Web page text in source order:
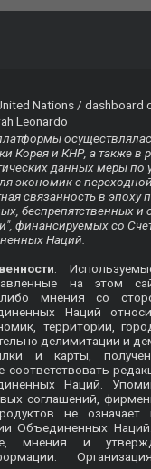
Nations / dashboard
Leonardo
Корея и КНР, а также в
данных меры по
экономик с
связанность в
беспрепятственных и
финансируемых со
Наций.
:
на этом
либо мнения со
Наций
территории,
делимитации и
и карты,
соответствовать
Наций.
соглашений,
не
Объединенных
мнения и